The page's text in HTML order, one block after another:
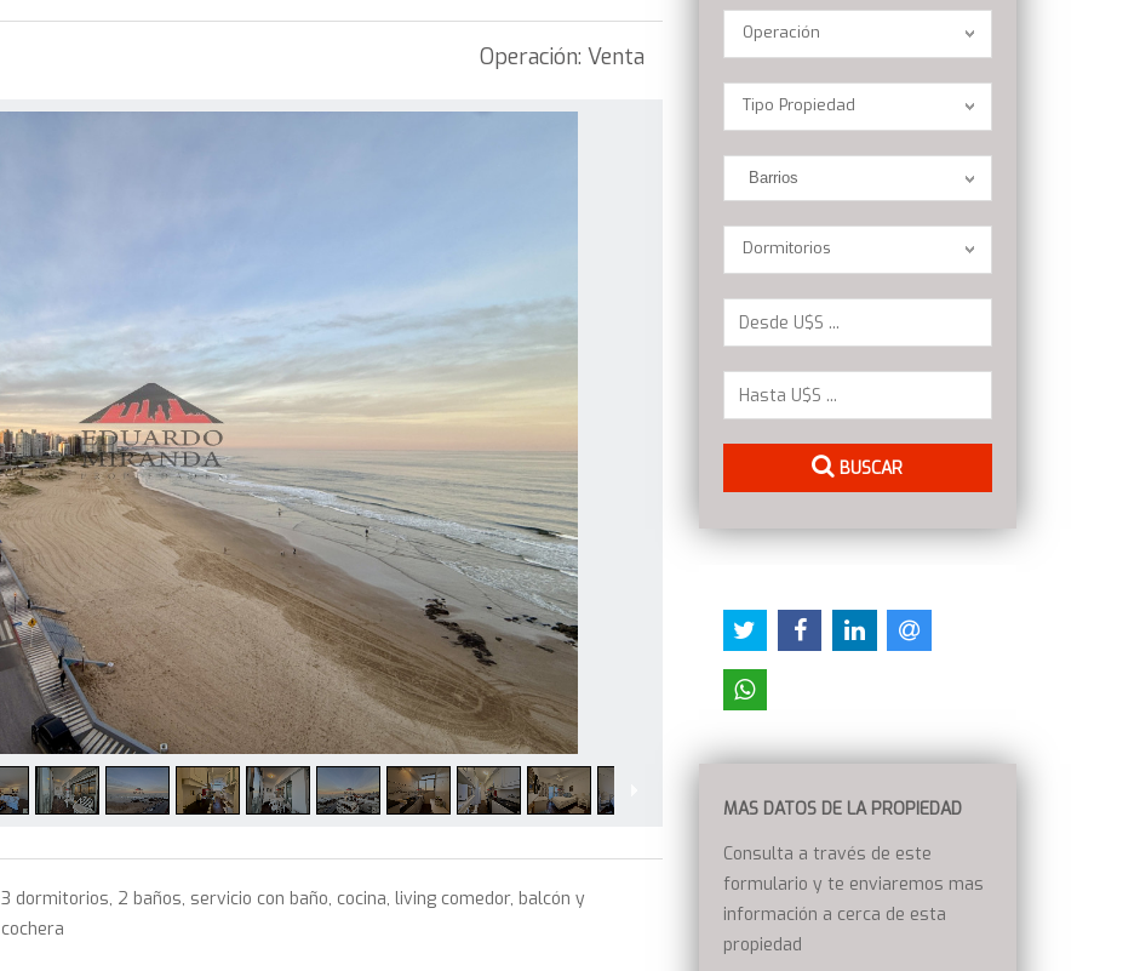
Operación: Venta
3 dormitorios, 2 baños, servicio con baño, cocina, living comedor, balcón y
cochera
Operación
Operación
Location
Tipo Propiedad
Barrios
Dormitorios
Dormitorios
BUSCAR
MAS DATOS DE LA PROPIEDAD
Consulta a través de este
formulario y te enviaremos mas
información a cerca de esta
propiedad